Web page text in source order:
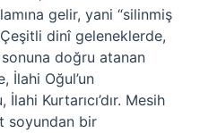
gelir, yani “silinmiş
Çeşitli dinî geleneklerde,
sonuna doğru atanan
İlahi Oğul’un
Kurtarıcı’dır. Mesih
soyundan bir